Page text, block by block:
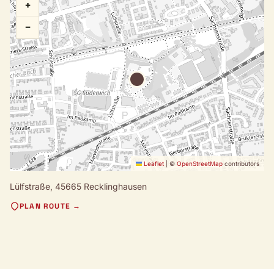
+
−
Leaflet © OpenStreetMap contributors
Lülfstraße, 45665 Recklinghausen
PLAN ROUTE →